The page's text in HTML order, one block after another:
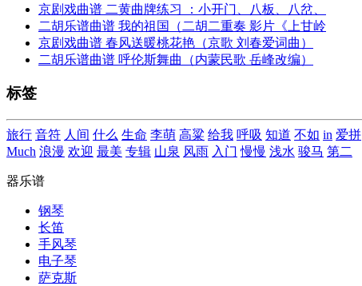
京剧戏曲谱 二黄曲牌练习 ：小开门、八板、八岔、
二胡乐谱曲谱 我的祖国（二胡二重奏 影片《上甘岭
京剧戏曲谱 春风送暖桃花艳（京歌 刘春爱词曲）
二胡乐谱曲谱 呼伦斯舞曲（内蒙民歌 岳峰改编）
标签
旅行 音符 人间 什么 生命 李萌 高粱 给我 呼吸 知道 不如 in 爱拼
Much 浪漫 欢迎 最美 专辑 山泉 风雨 入门 慢慢 浅水 骏马 第二
器乐谱
钢琴
长笛
手风琴
电子琴
萨克斯